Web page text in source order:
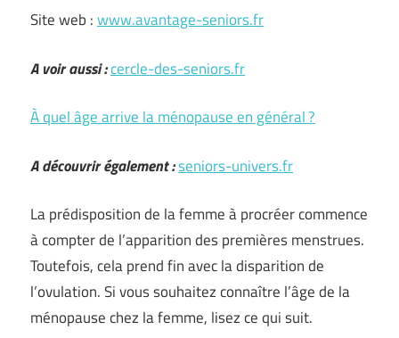
Site web :www.avantage-seniors.fr
A voir aussi :cercle-des-seniors.fr
À quel âge arrive la ménopause en général ?
A découvrir également :seniors-univers.fr
La prédisposition de la femme à procréer commence
à compter de l’apparition des premières menstrues.
Toutefois, cela prend fin avec la disparition de
l’ovulation. Si vous souhaitez connaître l’âge de la
ménopause chez la femme, lisez ce qui suit.